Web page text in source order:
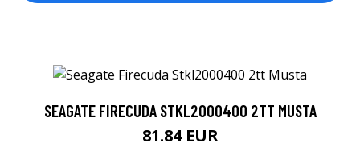
SEAGATE FIRECUDA STKL2000400 2TT MUSTA
81.84 EUR